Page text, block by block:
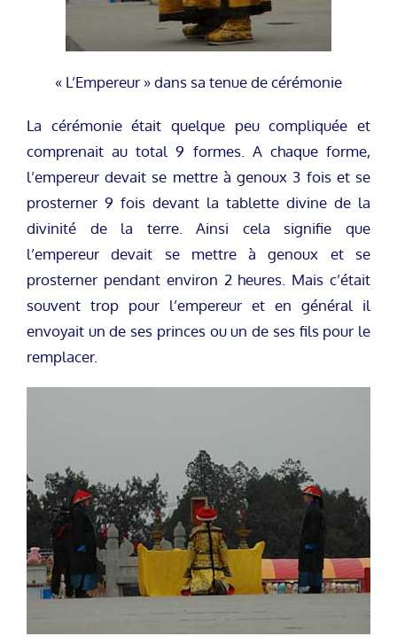
« L’Empereur » dans sa tenue de cérémonie
La cérémonie était quelque peu compliquée et
comprenait au total 9 formes. A chaque forme,
l’empereur devait se mettre à genoux 3 fois et se
prosterner 9 fois devant la tablette divine de la
divinité de la terre. Ainsi cela signifie que
l’empereur devait se mettre à genoux et se
prosterner pendant environ 2 heures. Mais c’était
souvent trop pour l’empereur et en général il
envoyait un de ses princes ou un de ses fils pour le
remplacer.